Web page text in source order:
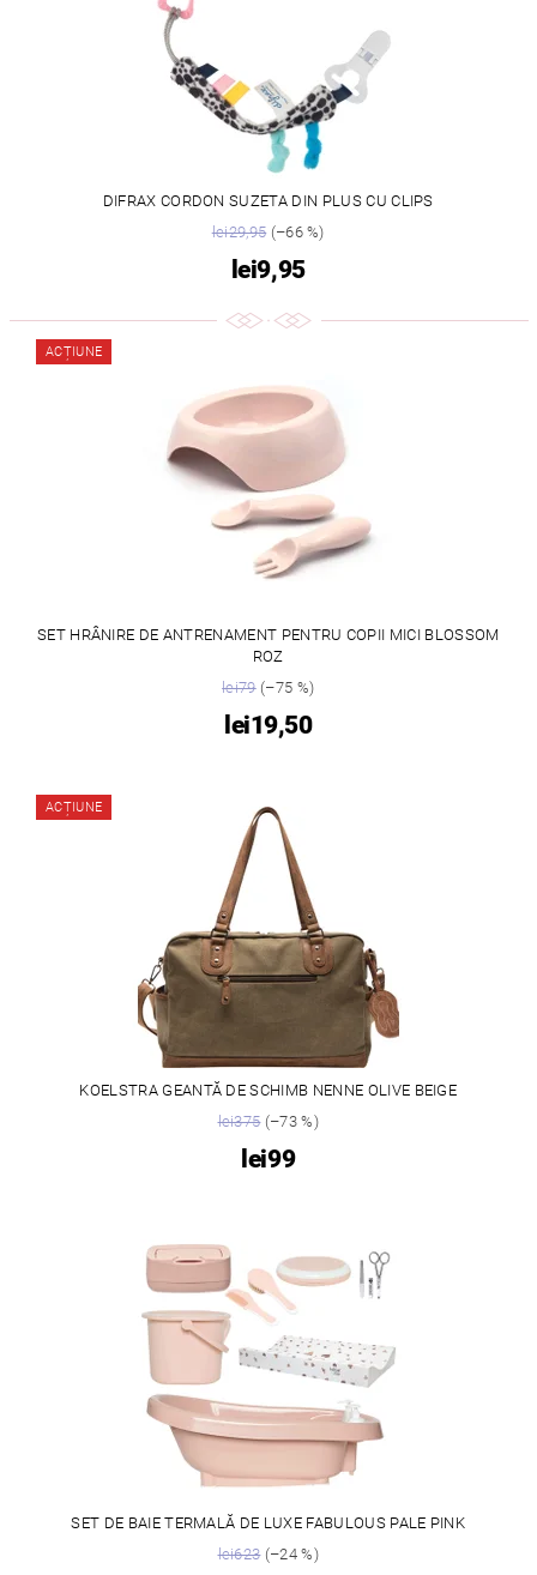
DIFRAX CORDON SUZETA DIN PLUS CU CLIPS
lei29,95(–66 %)
lei9,95
ACȚIUNE
SET HRÂNIRE DE ANTRENAMENT PENTRU COPII MICI BLOSSOM
ROZ
lei79(–75 %)
lei19,50
ACȚIUNE
KOELSTRA GEANTĂ DE SCHIMB NENNE OLIVE BEIGE
lei375(–73 %)
lei99
SET DE BAIE TERMALĂ DE LUXE FABULOUS PALE PINK
lei623(–24 %)